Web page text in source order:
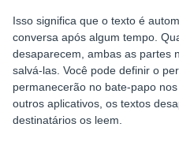
Isso significa que o texto é
conversa após algum tempo.
desaparecem, ambas as partes
salvá-las. Você pode definir o
permanecerão no bate-papo
outros aplicativos, os textos
destinatários os leem.